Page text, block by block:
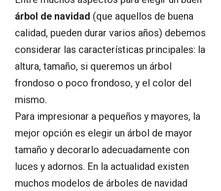
árbol de navidad (que aquellos de buena
calidad, pueden durar varios años) debemos
considerar las características principales: la
altura, tamaño, si queremos un árbol
frondoso o poco frondoso, y el color del
mismo.
Para impresionar a pequeños y mayores, la
mejor opción es elegir un árbol de mayor
tamaño y decorarlo adecuadamente con
luces y adornos. En la actualidad existen
muchos modelos de árboles de navidad